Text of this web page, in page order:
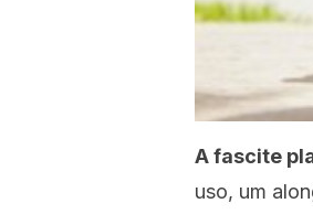
A fascite
uso, um